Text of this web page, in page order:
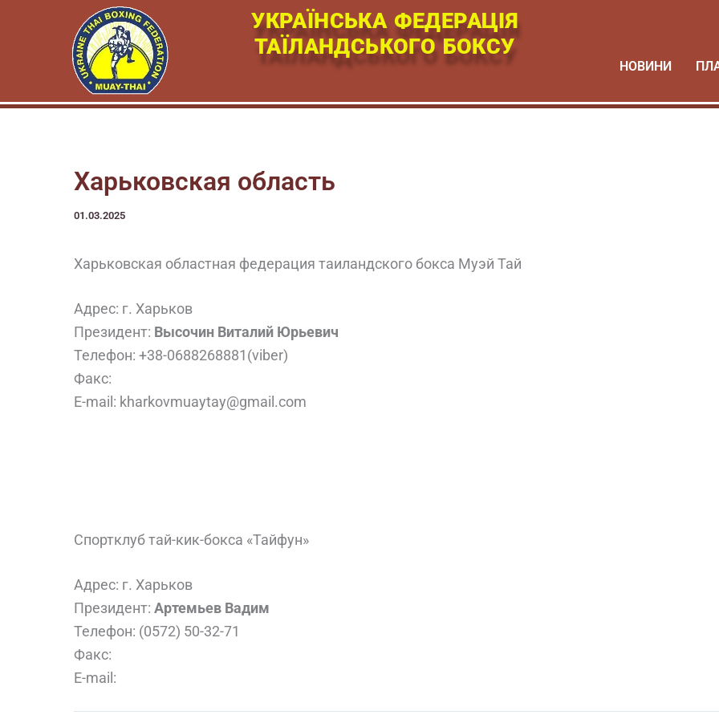
содержимому
УКРАЇНСЬКА ФЕДЕРАЦІЯ
ТАЇЛАНДСЬКОГО БОКСУ
НОВИНИ
Харьковская область
01.03.2025
Харьковская областная федерация таиландского бокса Муэй Тай
Адрес: г. Харьков
Президент: Высочин Виталий Юрьевич
Телефон: +38-0688268881(viber)
Факс:
E-mail: kharkovmuaytay@gmail.com
Спортклуб тай-кик-бокса «Тайфун»
Адрес: г. Харьков
Президент: Артемьев Вадим
Телефон: (0572) 50-32-71
Факс:
E-mail: